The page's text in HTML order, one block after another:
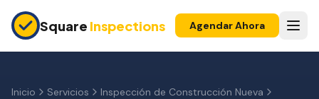
Square Inspections Agendar Ahora
Inspección Pre-Compra
Inicio Servicios
Inspección de Construcción Nueva